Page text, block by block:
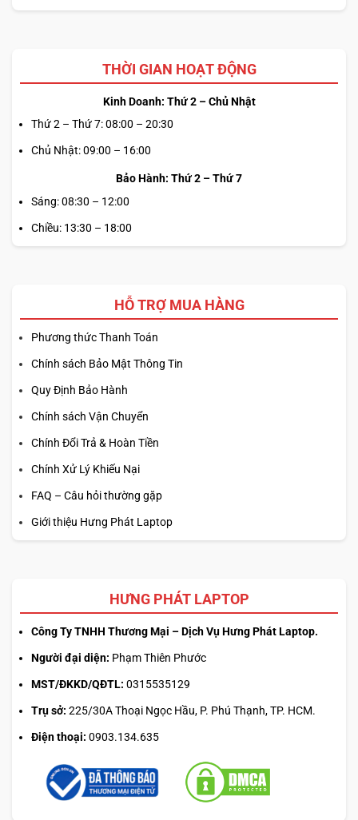
THỜI GIAN HOẠT ĐỘNG
Kinh Doanh: Thứ 2 – Chủ Nhật
Thứ 2 – Thứ 7: 08:00 – 20:30
Chủ Nhật: 09:00 – 16:00
Bảo Hành: Thứ 2 – Thứ 7
Sáng: 08:30 – 12:00
Chiều: 13:30 – 18:00
HỖ TRỢ MUA HÀNG
Phương thức Thanh Toán
Chính sách Bảo Mật Thông Tin
Quy Định Bảo Hành
Chính sách Vận Chuyển
Chính Đổi Trả & Hoàn Tiền
Chính Xử Lý Khiếu Nại
FAQ – Câu hỏi thường gặp
Giới thiệu Hưng Phát Laptop
HƯNG PHÁT LAPTOP
Công Ty TNHH Thương Mại – Dịch Vụ Hưng Phát Laptop.
Người đại diện: Phạm Thiên Phước
MST/ĐKKD/QĐTL: 0315535129
Trụ sở: 225/30A Thoại Ngọc Hầu, P. Phú Thạnh, TP. HCM.
Điện thoại: 0903.134.635